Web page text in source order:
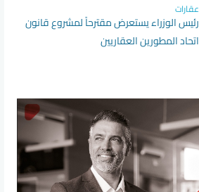
عقارات
رئيس الوزراء يستعرض مقترحاً لمشروع قانون
اتحاد المطورين العقاريين